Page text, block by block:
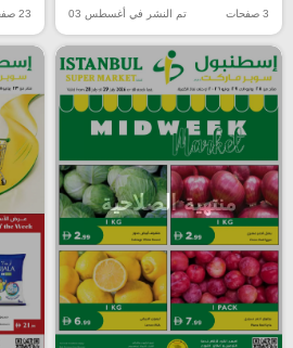
3 صفحات تم النشر في أغسطس 03 23 صفحات
منتهية الصلاحية